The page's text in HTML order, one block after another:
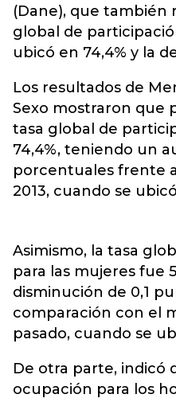
(Dane), que también
global de
ubicó en 74,4% y la
Los resultados de
Sexo mostraron que
tasa global de
74,4%, teniendo un
porcentuales frente
2013, cuando se
Asimismo, la tasa
para las mujeres fue
disminución de 0,1
comparación con el
pasado, cuando se
De otra parte, indicó
ocupación para los